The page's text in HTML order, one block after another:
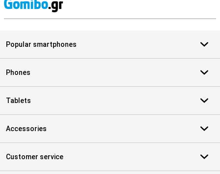
Popular smartphones
Phones
Tablets
Accessories
Customer service